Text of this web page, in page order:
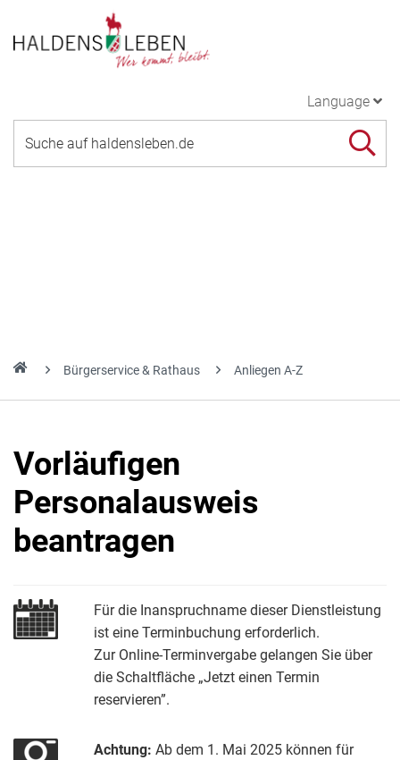
Language
Bürgerservice & Rathaus Anliegen A-Z
Vorläufigen
Personalausweis
beantragen
Für die Inanspruchname dieser Dienstleistung
ist eine Terminbuchung erforderlich.
Zur Online-Terminvergabe gelangen Sie über
die Schaltfläche „Jetzt einen Termin
reservieren”.
Achtung: Ab dem 1. Mai 2025 können für